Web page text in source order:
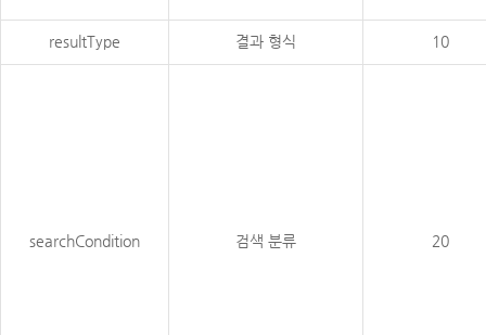
resultType 결과 형식 10
searchCondition 검색 분류 20